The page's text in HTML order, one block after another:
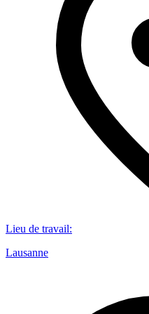
Lieu de travail:
Lausanne